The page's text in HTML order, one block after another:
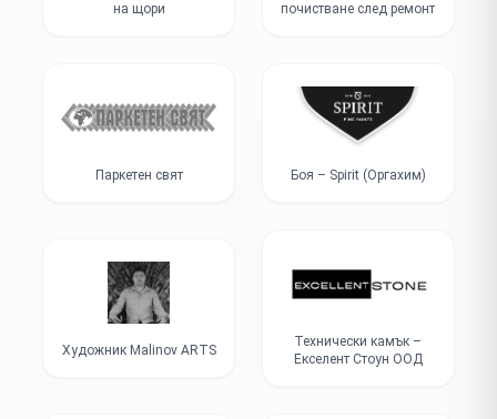
на щори
почистване след ремонт
Паркетен свят Боя – Spirit (Оргахим)
Художник Malinov ARTS
Технически камък –
Екселент Стоун ООД